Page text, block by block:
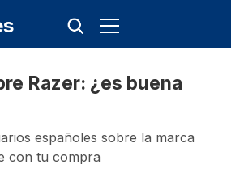
Razer: ¿es buena
españoles sobre la marca
con tu compra